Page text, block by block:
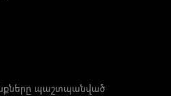
պաշտպանված